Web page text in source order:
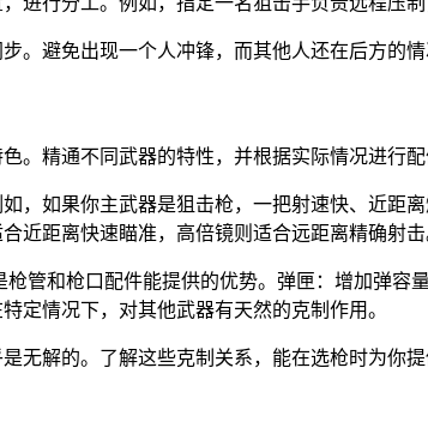
。避免出现一个人冲锋，而其他人还在后方的
。精通不同武器的特性，并根据实际情况进行
，如果你主武器是狙击枪，一把射速快、近距
近距离快速瞄准，高倍镜则适合远距离精确射击
管和枪口配件能提供的优势。弹匣：增加弹
定情况下，对其他武器有天然的克制作用。
无解的。了解这些克制关系，能在选枪时为你提